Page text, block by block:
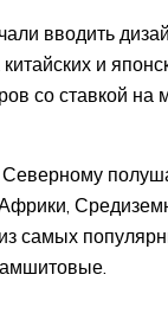
вводить
и
со ставкой на
самых